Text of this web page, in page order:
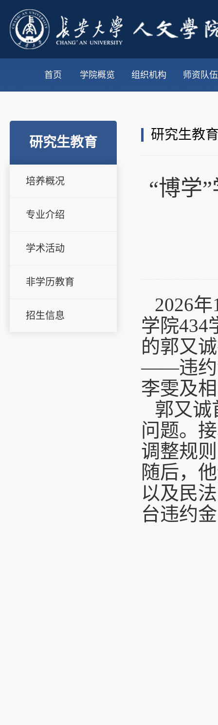
首页 学院概览 组织机构 师资队伍
研究生教育
培养概况
专业介绍
学术活动
非学历教育
招生信息
研究生教
“博学
2026
学院434
的郭又
——违约
李雯及
郭又诚
问题。
调整规
随后，
以及民
台违约